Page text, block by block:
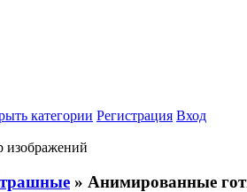
категории Регистрация Вход
изображений
» Анимированные